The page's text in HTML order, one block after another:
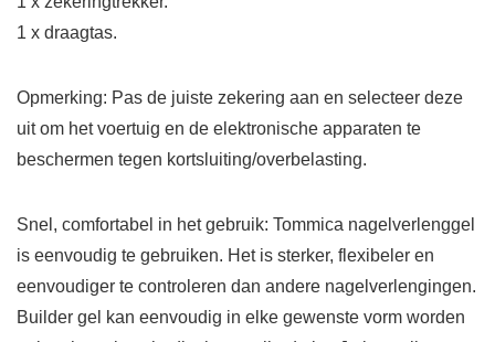
1 x draagtas.
Opmerking: Pas de juiste zekering aan en selecteer deze
uit om het voertuig en de elektronische apparaten te
beschermen tegen kortsluiting/overbelasting.
Snel, comfortabel in het gebruik: Tommica nagelverlenggel
is eenvoudig te gebruiken. Het is sterker, flexibeler en
eenvoudiger te controleren dan andere nagelverlengingen.
Builder gel kan eenvoudig in elke gewenste vorm worden